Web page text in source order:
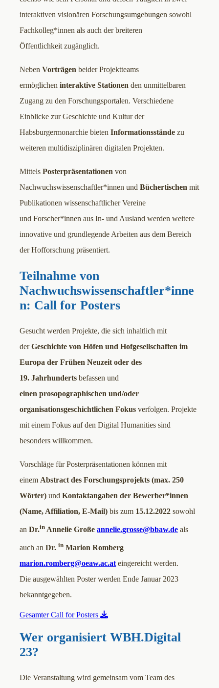
interaktiven visionären Forschungsumgebungen sowohl
Fachkolleg*innen als auch der breiteren
Öffentlichkeit zugänglich.
Neben Vorträgen beider Projektteams
ermöglichen interaktive Stationen den unmittelbaren
Zugang zu den Forschungsportalen. Verschiedene
Einblicke zur Geschichte und Kultur der
Habsburgermonarchie bieten Informationsstände zu
weiteren multidisziplinären digitalen Projekten.
Mittels Posterpräsentationen von
Nachwuchswissenschaftler*innen und Büchertischen mit
Publikationen wissenschaftlicher Vereine
und Forscher*innen aus In- und Ausland werden weitere
innovative und grundlegende Arbeiten aus dem Bereich
der Hofforschung präsentiert.
Teilnahme von
Nachwuchswissenschaftler*inne
n: Call for Posters
Gesucht werden Projekte, die sich inhaltlich mit
derGeschichte von Höfen und Hofgesellschaften im
Europa der Frühen Neuzeit oder des
19. Jahrhunderts befassen und
einen prosopographischen und/oder
organisationsgeschichtlichen Fokus verfolgen. Projekte
mit einem Fokus auf den Digital Humanities sind
besonders willkommen.
Vorschläge für Posterpräsentationen können mit
einem Abstract des Forschungsprojekts (max. 250
Wörter) und Kontaktangaben der Bewerber*innen
(Name, Affiliation, E-Mail) bis zum 15.12.2022 sowohl
an Dr.in Annelie Große annelie.grosse@bbaw.de als
auch an Dr. in Marion Romberg
marion.romberg@oeaw.ac.ateingereicht werden.
Die ausgewählten Poster werden Ende Januar 2023
bekanntgegeben.
Gesamter Call for Posters
Wer organisiert WBH.Digital
23?
Die Veranstaltung wird gemeinsam vom Team des